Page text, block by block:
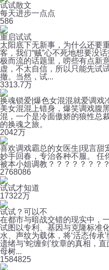
试试散文
每天进步一点点
586
重启试试
太阳底下无新事，为什么还要
客，我们“贼”心不死地想要没
极而流的话题里，唠些有点新
虚，不太自信，所以只能先试
撤。当然，试...
3313.7万
换魂锁爱|爆色女混混就爱调戏
美女混混上错身，爆笑调戏腹
混，一个是冷面傲娇的狼性总
的换魂之旅。
2042万
喜欢调戏霸总的女医生|现言甜
妙手回春，专治各种不服。 任
被本小姐调教？？？？？？？
2768086
试试才知道
17322万
试试？可以不
在都市与暗战交错的现实中，
试图以专利、基因与克隆标准
水、声纹为载体，将‘活态传承
遗绪与‘蛇缠剑’纹章的真相，
母树...
1584825